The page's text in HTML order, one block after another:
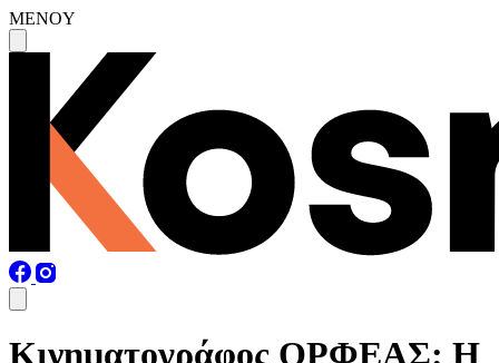
MENOY
Κινηματογράφος ΟΡΦΕΑΣ: Η